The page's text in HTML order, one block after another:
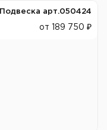
Подвеска арт.050424
от 189 750 ₽